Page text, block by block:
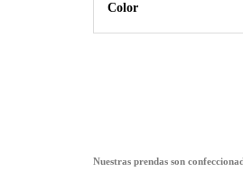
Color
Nuestras prendas son